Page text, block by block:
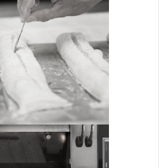
LAMAGE
Travail de la pâte
ZOOM